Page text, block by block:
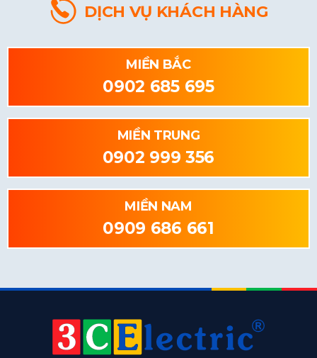
DỊCH VỤ KHÁCH HÀNG
MIỀN BẮC
0902 685 695
MIỀN TRUNG
0902 999 356
MIỀN NAM
0909 686 661